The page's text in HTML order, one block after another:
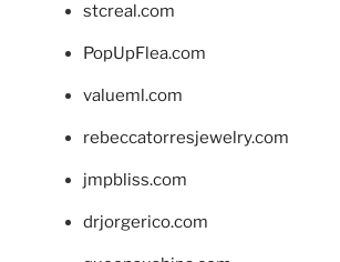
stcreal.com
PopUpFlea.com
valueml.com
rebeccatorresjewelry.com
jmpbliss.com
drjorgerico.com